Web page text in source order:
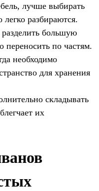
лучше выбирать
разбираются.
большую
переносить по частям.
необходимо
для хранения
складывать
их